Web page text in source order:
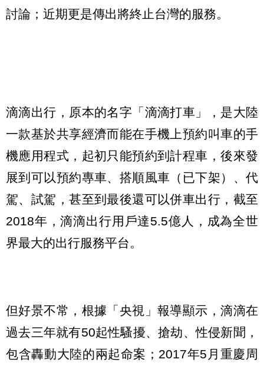
討論；近期更是傳出將終止台灣的服務。
滴滴出行，原本的名字「滴滴打車」，是大陸
一款基於共享經濟而能在手機上預約叫車的手
機應用程式，起初只能預約到計程車，後來發
展到可以預約專車、搭順風車（已下架）、代
駕、試駕，甚至到最後還可以併車出行，截至
2018年，滴滴出行用戶達5.5億人，成為全世
界最大的出行服務平台。
但好景不常，根據「央視」報導顯示，滴滴在
過去三年就有50起性騷擾、搶劫、性侵新聞，
包含轟動大陸的兩起命案；2017年5月重慶周